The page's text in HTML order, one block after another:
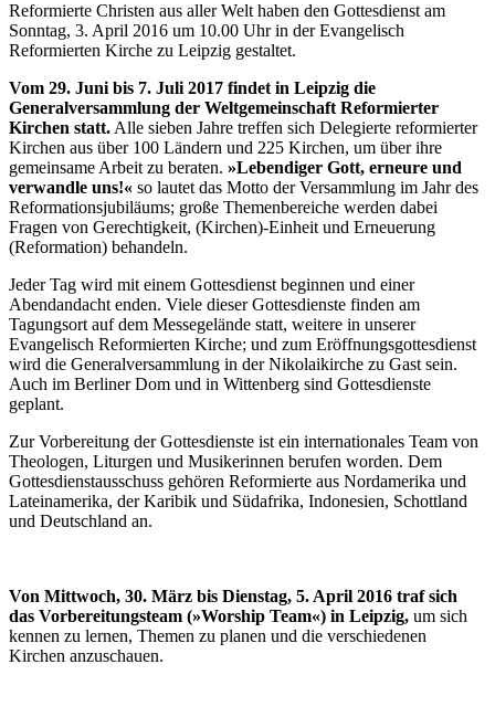
Reformierte Christen aus aller Welt haben den Gottesdienst am
Sonntag, 3. April 2016 um 10.00 Uhr in der Evangelisch
Reformierten Kirche zu Leipzig gestaltet.
Vom 29. Juni bis 7. Juli 2017 findet in Leipzig die
Generalversammlung der Weltgemeinschaft Reformierter
Kirchen statt.Alle sieben Jahre treffen sich Delegierte reformierter
Kirchen aus über 100 Ländern und 225 Kirchen, um über ihre
gemeinsame Arbeit zu beraten. »Lebendiger Gott, erneure und
verwandle uns!« so lautet das Motto der Versammlung im Jahr des
Reformationsjubiläums; große Themenbereiche werden dabei
Fragen von Gerechtigkeit, (Kirchen)-Einheit und Erneuerung
(Reformation) behandeln.
Jeder Tag wird mit einem Gottesdienst beginnen und einer
Abendandacht enden. Viele dieser Gottesdienste finden am
Tagungsort auf dem Messegelände statt, weitere in unserer
Evangelisch Reformierten Kirche; und zum Eröffnungsgottesdienst
wird die Generalversammlung in der Nikolaikirche zu Gast sein.
Auch im Berliner Dom und in Wittenberg sind Gottesdienste
geplant.
Zur Vorbereitung der Gottesdienste ist ein internationales Team von
Theologen, Liturgen und Musikerinnen berufen worden. Dem
Gottesdienstausschuss gehören Reformierte aus Nordamerika und
Lateinamerika, der Karibik und Südafrika, Indonesien, Schottland
und Deutschland an.
Von Mittwoch, 30. März bis Dienstag, 5. April 2016 traf sich
das Vorbereitungsteam (»Worship Team«) in Leipzig, um sich
kennen zu lernen, Themen zu planen und die verschiedenen
Kirchen anzuschauen.